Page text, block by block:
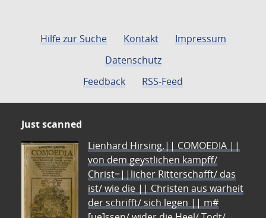
Hilfe zur Suche Kontakt
Impressum
Datenschutz
Feedback
RSS-Feed
Just scanned
Lienhard Hirsing.|| COMOEDIA ||
von dem geystlichen kampff/
Christ=||licher Ritterschafft/ das
ist/ wie die || Christen aus warheit
der schrifft/ sich legen || m#